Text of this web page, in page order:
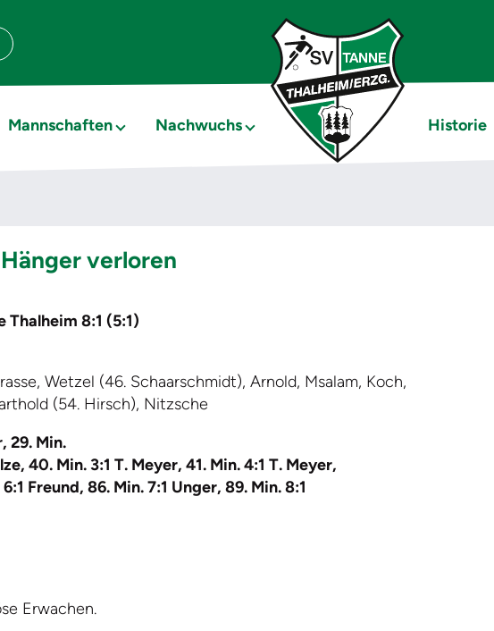
Mannschaften Nachwuchs Historie
verloren
Thalheim 8:1 (5:1)
Wetzel (46. Schaarschmidt), Arnold, Msalam, Koch,
(54. Hirsch), Nitzsche
29. Min.
40. Min. 3:1 T. Meyer, 41. Min. 4:1 T. Meyer,
Freund, 86. Min. 7:1 Unger, 89. Min. 8:1
Erwachen.